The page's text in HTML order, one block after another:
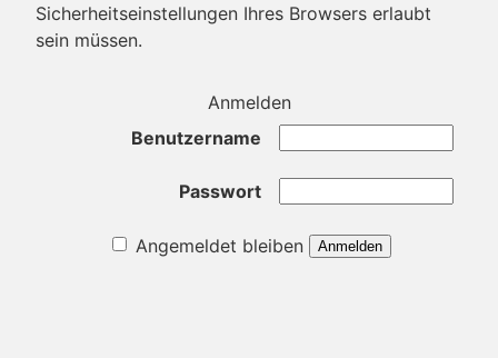
Sicherheitseinstellungen Ihres Browsers erlaubt
sein müssen.
Anmelden
Benutzername
Passwort
Angemeldet bleiben Anmelden